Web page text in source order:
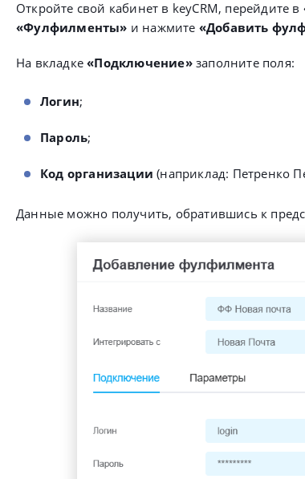
Откройте свой кабинет в keyCRM, перейдите в
«Фулфилменты» и нажмите «Добавить
На вкладке«Подключение»заполните поля:
Логин;
Пароль;
Код организации(наприклад: Петренко
Данные можно получить, обратившись к